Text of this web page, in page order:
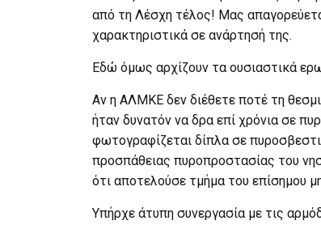
από τη Λέσχη τέλος! Μας
χαρακτηριστικά σε ανάρτησή της.
Εδώ όμως αρχίζουν τα ουσιαστικά
Αν η ΑΛΜΚΕ δεν διέθετε ποτέ τη
ήταν δυνατόν να δρα επί χρόνια σε
φωτογραφίζεται δίπλα σε
προσπάθειας πυροπροστασίας του
ότι αποτελούσε τμήμα του επίσημου
Υπήρχε άτυπη συνεργασία με τις